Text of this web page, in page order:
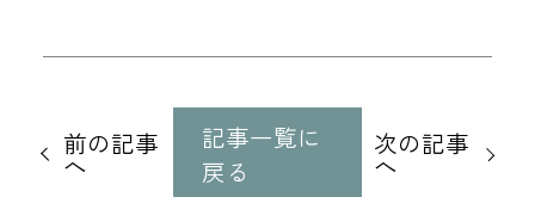
記
事
前の記事
へ
記事一覧に
戻る
次の記事
へ